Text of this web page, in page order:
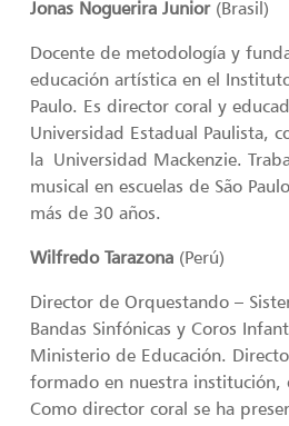
Jonas Noguerira Junior(Brasil)
Docente de metodología y
educación artística en el
Paulo. Es director coral y
Universidad Estadual Paulista,
la Universidad Mackenzie.
musical en escuelas de São
más de 30 años.
Wilfredo Tarazona (Perú)
Director de Orquestando –
Bandas Sinfónicas y Coros
Ministerio de Educación.
formado en nuestra institución,
Como director coral se ha